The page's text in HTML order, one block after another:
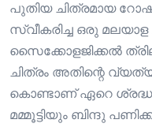
പുതിയ ചിത്രമായ
സ്വീകരിച്ച ഒരു
സൈക്കോളജിക്കൽ
ചിത്രം അതിന്റെ
കൊണ്ടാണ് ഏറെ ശ്രദ്ധ
മമ്മൂട്ടിയും ബിന്ദു